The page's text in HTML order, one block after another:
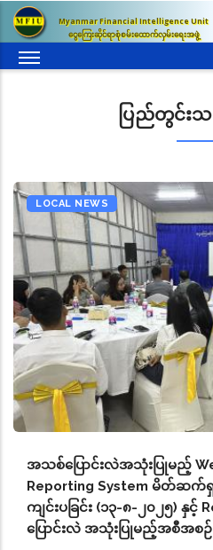
အဓိက
အကြောင်းအရာ
Myanmar Financial Intelligence Unit
ငွေကြေးဆိုင်ရာစုံစမ်းထောက်လှမ်းရေးအဖွဲ့
ပြည်တွင်းသ
LOCAL NEWS
အသစ်ပြောင်းလဲအသုံးပြုမည့်
Reporting System မိတ်ဆက်ရှ
ကျင်းပခြင်း (၁၃-၈-၂၀၂၅) နှ
ပြောင်းလဲ အသုံးပြုမည့်အစီအစဉ်